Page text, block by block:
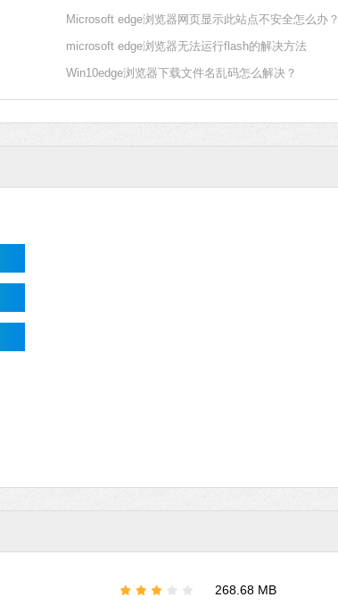
Microsoft edge浏览器网页显示此站点不安全怎么办？
microsoft edge浏览器无法运行flash的解决方法
Win10edge浏览器下载文件名乱码怎么解决？
268.68 MB